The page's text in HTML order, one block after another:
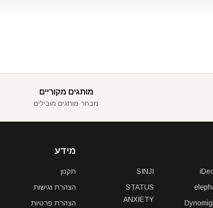
מותגים מקוריים
מבחר מותגים מובילים
SINJI
STATUS
ANXIETY
מידע
תקנון
הצהרת נגישות
הצהרת פרטיות